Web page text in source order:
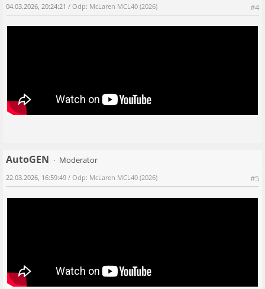
#4
04.03.2026, 20:24:21 / Odp: McLaren MCL40 (2026)
AutoGEN
Moderator
#5
22.03.2026, 16:59:49 / Odp: McLaren MCL40 (2026)